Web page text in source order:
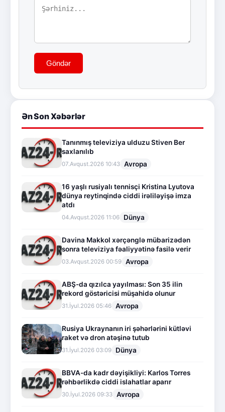
Göndər
Ən Son Xəbərlər
Tanınmış televiziya ulduzu Stiven Ber
saxlanılıb
07.Avqust.2026 10:43 Avropa
16 yaşlı rusiyalı tennisçi Kristina Lyutova
dünya reytinqində ciddi irəliləyişə imza
atdı
04.Avqust.2026 11:06 Dünya
Davina Makkol xərçənglə mübarizədən
sonra televiziya fəaliyyətinə fasilə verir
03.Avqust.2026 00:59 Avropa
ABŞ-da qızılca yayılması: Son 35 ilin
rekord göstəricisi müşahidə olunur
31.İyul.2026 05:46 Avropa
Rusiya Ukraynanın iri şəhərlərini kütləvi
raket və dron atəşinə tutub
31.İyul.2026 03:09 Dünya
BBVA-da kadr dəyişikliyi: Karlos Torres
rəhbərlikdə ciddi islahatlar aparır
30.İyul.2026 09:33 Avropa